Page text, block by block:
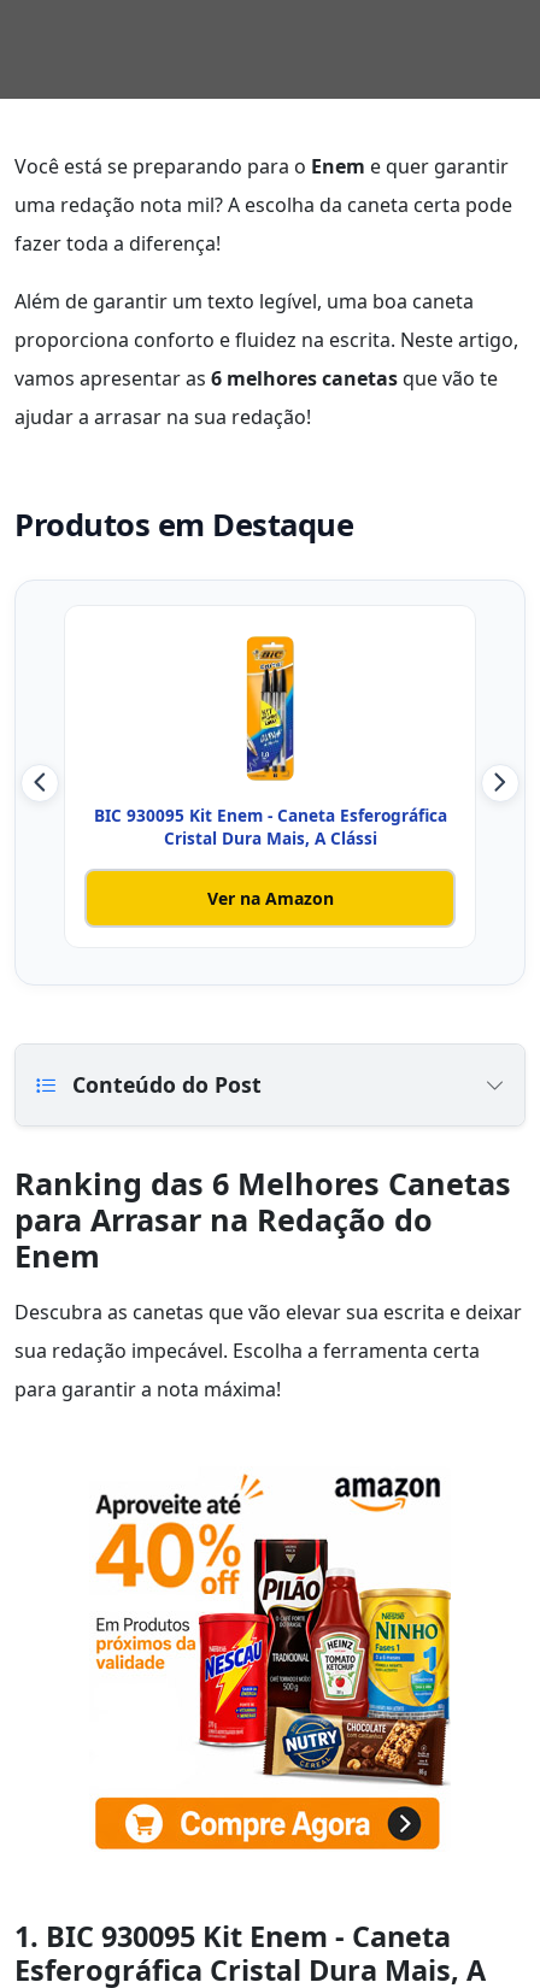
Você está se preparando para o Enem e quer garantir
uma redação nota mil? A escolha da caneta certa pode
fazer toda a diferença!
Além de garantir um texto legível, uma boa caneta
proporciona conforto e fluidez na escrita. Neste artigo,
vamos apresentar as 6 melhores canetasque vão te
ajudar a arrasar na sua redação!
Produtos em Destaque
BIC 930095 Kit Enem - Caneta Esferográfica
Cristal Dura Mais, A Clássi
Ver na Amazon
Conteúdo do Post
Ranking das 6 Melhores Canetas
para Arrasar na Redação do
Enem
Descubra as canetas que vão elevar sua escrita e deixar
sua redação impecável. Escolha a ferramenta certa
para garantir a nota máxima!
1. BIC 930095 Kit Enem - Caneta
Esferográfica Cristal Dura Mais, A